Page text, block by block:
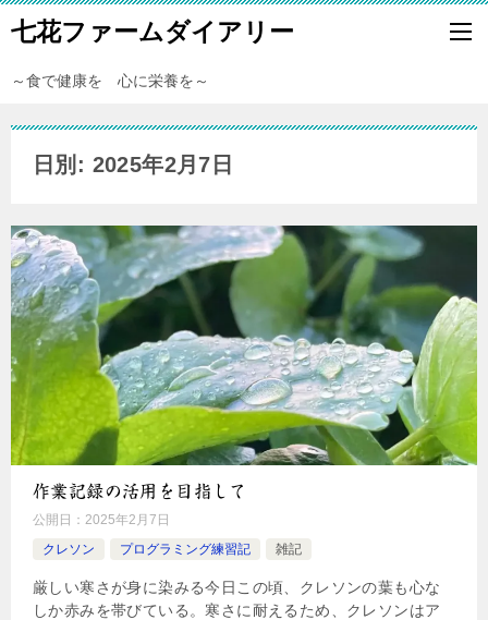
七花ファームダイアリー
～食で健康を 心に栄養を～
日別: 2025年2月7日
作業記録の活用を目指して
公開日： 2025年2月7日
クレソン
プログラミング練習記 雑記
厳しい寒さが身に染みる今日この頃、クレソンの葉も心な
しか赤みを帯びている。寒さに耐えるため、クレソンはア